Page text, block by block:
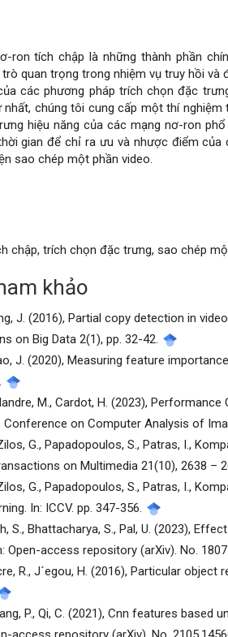
ron tích chập là những thành phần
quan trọng trong nhiệm vụ truy hồi
các phương pháp trích chọn đặc
nhất, chúng tôi cung cấp một thí
hiệu năng của các mạng nơ-ron
gian để chỉ ra ưu và nhược điểm
sao chép một phần video.
chập, trích chọn đặc trưng, sao chép
khảo
J. (2016), Partial copy detection in
on Big Data 2(1), pp. 32-42.
J. (2020), Measuring feature
M., Cardot, H. (2023),
Conference on Computer Analysis of
G., Papadopoulos, S., Patras, I.,
on Multimedia 21(10), 2638 –
G., Papadopoulos, S., Patras, I.,
In: ICCV. pp. 347-356.
S., Bhattacharya, S., Pal, U. (2023),
Open-access repository (arXiv). No.
R., J´egou, H. (2016), Particular
P., Qi, C. (2021), Cnn features